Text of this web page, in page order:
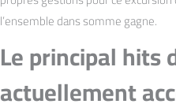
l’ensemble dans somme gagne.
Le principal hits
actuellement